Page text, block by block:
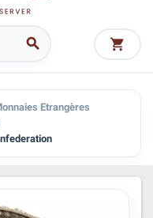
 
Etrangères